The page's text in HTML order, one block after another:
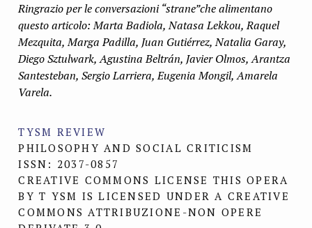
Ringrazio per le conversazioni “strane”che alimentano
questo articolo: Marta Badiola, Natasa Lekkou, Raquel
Mezquita, Marga Padilla, Juan Gutiérrez, Natalia Garay,
Diego Sztulwark, Agustina Beltrán, Javier Olmos, Arantza
Santesteban, Sergio Larriera, Eugenia Mongil, Amarela
Varela.
TYSM REVIEW
PHILOSOPHY AND SOCIAL CRITICISM
ISSN: 2037-0857
CREATIVE COMMONS LICENSE THIS OPERA
BY T YSM IS LICENSED UNDER A CREATIVE
COMMONS ATTRIBUZIONE-NON OPERE